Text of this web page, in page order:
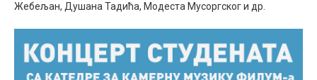
Жебељан, Душана Тадића, Модеста Мусоргског и др.